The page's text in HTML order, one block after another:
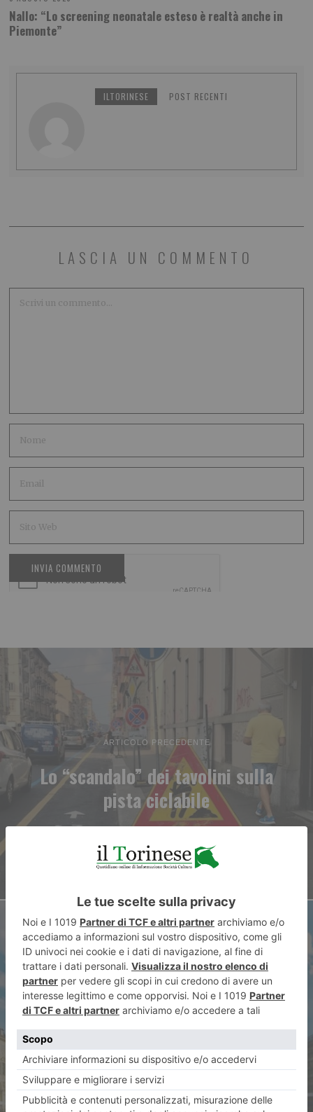
Nallo: “Lo screening neonatale esteso è realtà anche in
Piemonte”
ILTORINESE POST RECENTI
LASCIA UN COMMENTO
ARTICOLO PRECEDENTE
Lo “scandalo” dei tavolini sulla
pista ciclabile
ARTICOLO SUCCESSIVO